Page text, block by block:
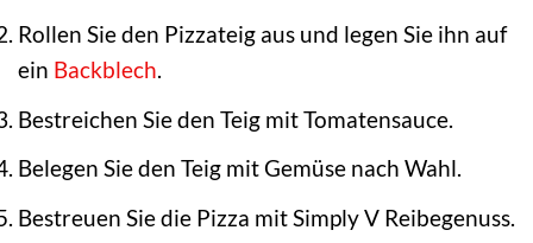
Rollen Sie den Pizzateig aus und legen Sie ihn auf
ein Backblech.
Bestreichen Sie den Teig mit Tomatensauce.
Belegen Sie den Teig mit Gemüse nach Wahl.
Bestreuen Sie die Pizza mit Simply V Reibegenuss.